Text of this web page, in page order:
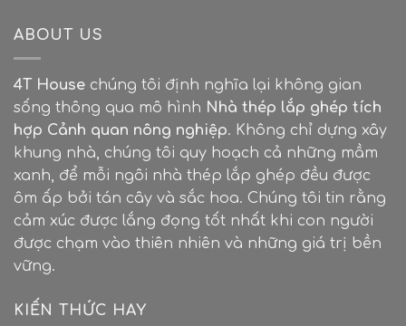
ABOUT US
4T House chúng tôi định nghĩa lại không gian
sống thông qua mô hình Nhà thép lắp ghép tích
hợp Cảnh quan nông nghiệp. Không chỉ dựng xây
khung nhà, chúng tôi quy hoạch cả những mầm
xanh, để mỗi ngôi nhà thép lắp ghép đều được
ôm ấp bởi tán cây và sắc hoa. Chúng tôi tin rằng
cảm xúc được lắng đọng tốt nhất khi con người
được chạm vào thiên nhiên và những giá trị bền
vững.
KIẾN THỨC HAY